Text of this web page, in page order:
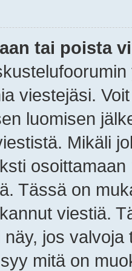
tai poista
viestejäsi.
luomisen
Mikäli
Tässä on
viestiä.
jos
mitä on